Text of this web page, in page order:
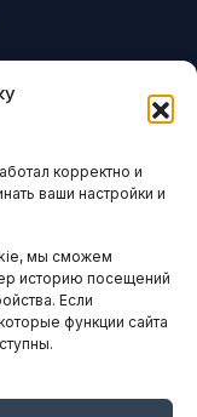
корректно и
ваши настройки и
мы сможем
историю посещений
Если
функции сайта